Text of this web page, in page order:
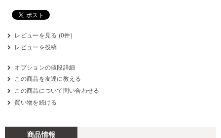
レビューを見る (0件)
レビューを投稿
オプションの値段詳細
この商品を友達に教える
この商品について問い合わせる
買い物を続ける
商品情報